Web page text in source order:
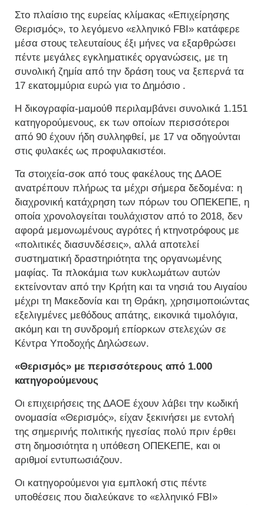
Στο πλαίσιο της ευρείας κλίμακας «Επιχείρησης
Θερισμός», το λεγόμενο «ελληνικό FBI» κατάφερε
μέσα στους τελευταίους έξι μήνες να εξαρθρώσει
πέντε μεγάλες εγκληματικές οργανώσεις, με τη
συνολική ζημία από την δράση τους να ξεπερνά τα
17 εκατομμύρια ευρώ για το Δημόσιο .
Η δικογραφία-μαμούθ περιλαμβάνει συνολικά 1.151
κατηγορούμενους, εκ των οποίων περισσότεροι
από 90 έχουν ήδη συλληφθεί, με 17 να οδηγούνται
στις φυλακές ως προφυλακιστέοι.
Τα στοιχεία-σοκ από τους φακέλους της ΔΑΟΕ
ανατρέπουν πλήρως τα μέχρι σήμερα δεδομένα: η
διαχρονική κατάχρηση των πόρων του ΟΠΕΚΕΠΕ, η
οποία χρονολογείται τουλάχιστον από το 2018, δεν
αφορά μεμονωμένους αγρότες ή κτηνοτρόφους με
«πολιτικές διασυνδέσεις», αλλά αποτελεί
συστηματική δραστηριότητα της οργανωμένης
μαφίας. Τα πλοκάμια των κυκλωμάτων αυτών
εκτείνονταν από την Κρήτη και τα νησιά του Αιγαίου
μέχρι τη Μακεδονία και τη Θράκη, χρησιμοποιώντας
εξελιγμένες μεθόδους απάτης, εικονικά τιμολόγια,
ακόμη και τη συνδρομή επίορκων στελεχών σε
Κέντρα Υποδοχής Δηλώσεων.
«Θερισμός» με περισσότερους από 1.000
κατηγορούμενους
Οι επιχειρήσεις της ΔΑΟΕ έχουν λάβει την κωδική
ονομασία «Θερισμός», είχαν ξεκινήσει με εντολή
της σημερινής πολιτικής ηγεσίας πολύ πριν έρθει
στη δημοσιότητα η υπόθεση ΟΠΕΚΕΠΕ, και οι
αριθμοί εντυπωσιάζουν.
Οι κατηγορούμενοι για εμπλοκή στις πέντε
υποθέσεις που διαλεύκανε το «ελληνικό FBI»